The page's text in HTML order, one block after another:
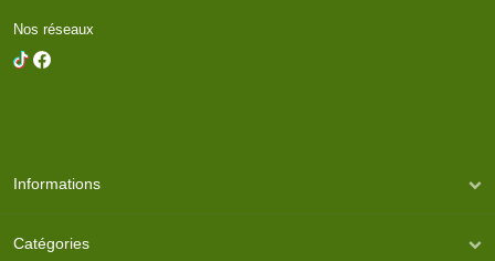
Nos réseaux
Informations
Catégories